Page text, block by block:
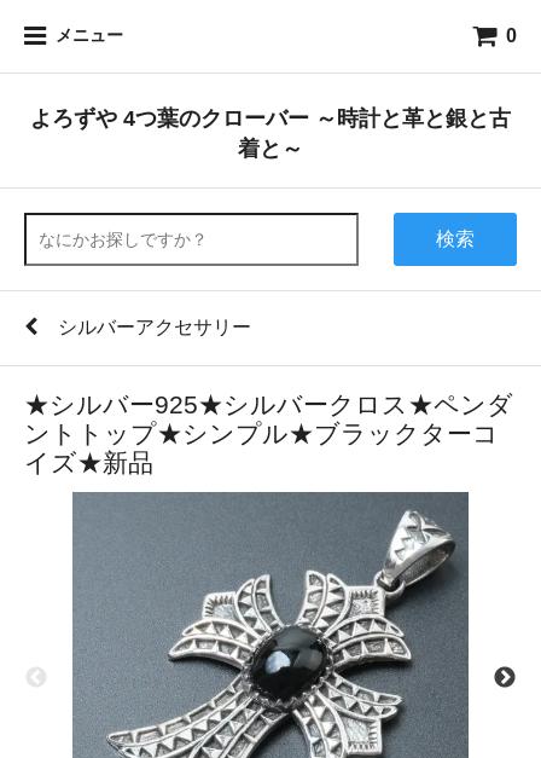
メニュー 0
よろずや 4つ葉のクローバー ～時計と革と銀と古
着と～
検索
シルバーアクセサリー
★シルバー925★シルバークロス★ペンダ
ントトップ★シンプル★ブラックターコ
イズ★新品